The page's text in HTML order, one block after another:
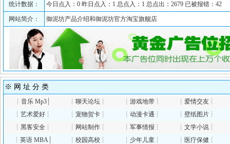
统计数据： 今日点入：0 昨日点入：1 总点入：1 总点出：2679 已被报错：42
网站简介： 御泥坊产品介绍和御泥坊官方淘宝旗舰店
※ 网 址 分 类
┊ 音乐 Mp3 ┊ ┊ 聊天论坛 ┊ ┊ 游戏地带 ┊ ┊ 爱情交友 ┊
┊ 艺术爱好┊ ┊ 宠物贺卡 ┊ ┊ 动漫卡通 ┊ ┊ 壁纸图片 ┊
┊ 黑客安全 ┊ ┊ 网站制作 ┊ ┊ 军事情报 ┊ ┊ 文学小说 ┊
┊ 英语 MBA┊ ┊ 校园高校 ┊ ┊ 少年儿童 ┊ ┊ 医疗保健 ┊